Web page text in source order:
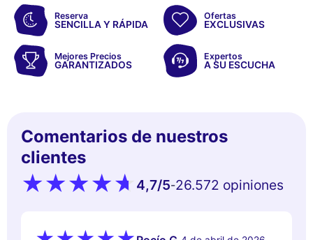
Reserva
SENCILLA Y RÁPIDA
Ofertas
EXCLUSIVAS
Mejores Precios
GARANTIZADOS
Expertos
A SU ESCUCHA
Comentarios de nuestros
clientes
4,7/5-26.572 opiniones